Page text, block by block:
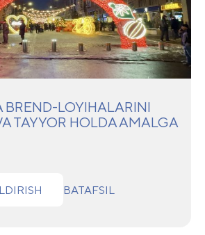
BREND-LOYIHALARINI
TAYYOR HOLDA AMALGA
BATAFSIL